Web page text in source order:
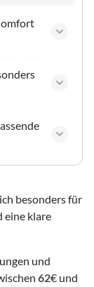
besonders für
eine klare
und
62€ und